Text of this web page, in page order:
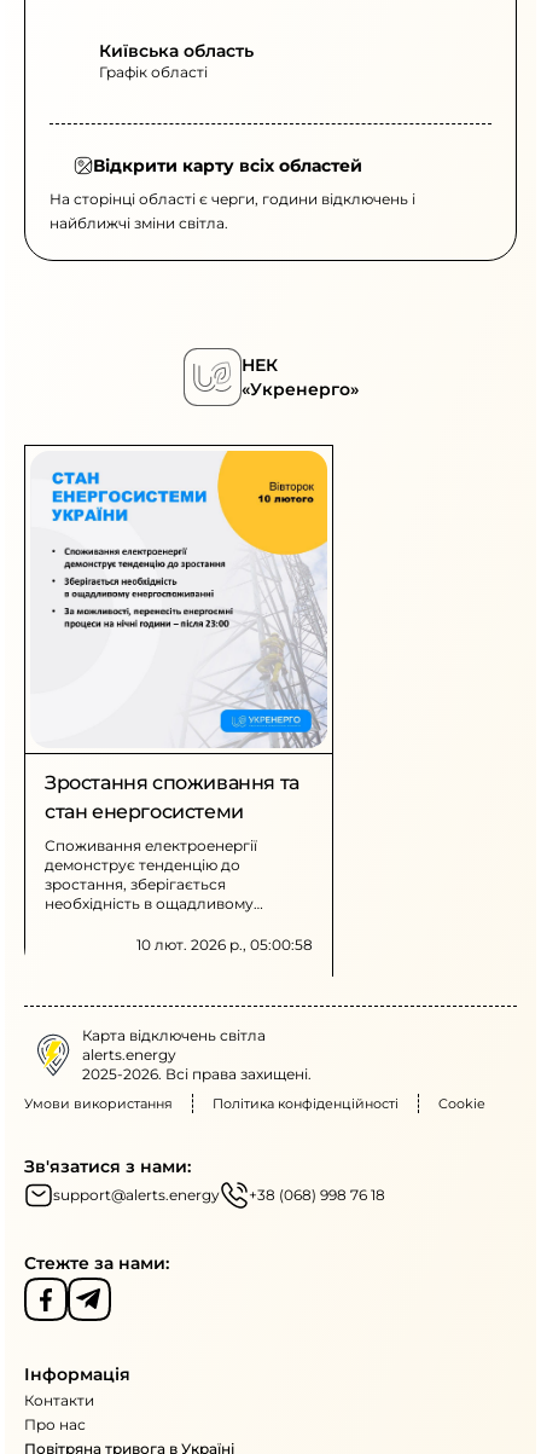
Київська область
Графік області
Відкрити карту всіх областей
На сторінці області є черги, години відключень і
найближчі зміни світла.
НЕК
«Укренерго»
Зростання споживання та
стан енергосистеми
Споживання електроенергії
демонструє тенденцію до
зростання, зберігається
необхідність в ощадливому
енергоємних процесів на нічні
інфраструктури.
10 лют. 2026 р., 05:00:58
Карта відключень світла
alerts.energy
2025-2026. Всі права захищені.
Умови використання Політика конфіденційності Cookie
Зв'язатися з нами:
support@alerts.energy +38 (068) 998 76 18
Стежте за нами:
Інформація
Контакти
Про нас
Повітряна тривога в Україні